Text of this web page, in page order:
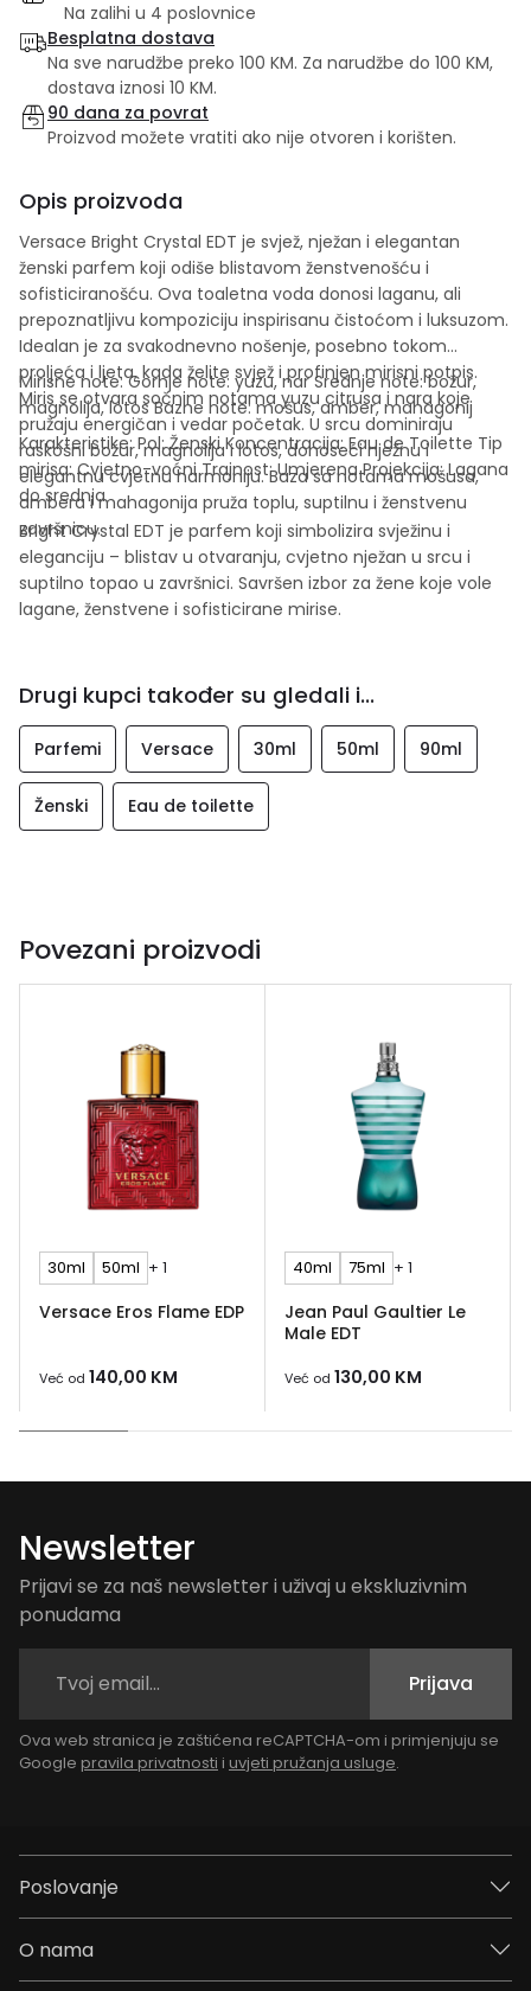
Na zalihi u 4 poslovnice
Besplatna dostava
Na sve narudžbe preko 100 KM. Za narudžbe do 100 KM,
dostava iznosi 10 KM.
90 dana za povrat
Proizvod možete vratiti ako nije otvoren i korišten.
Opis proizvoda
Versace Bright Crystal EDT je svjež, nježan i elegantan
ženski parfem koji odiše blistavom ženstvenošću i
sofisticiranošću. Ova toaletna voda donosi laganu, ali
prepoznatljivu kompoziciju inspirisanu čistoćom i luksuzom.
Idealan je za svakodnevno nošenje, posebno tokom
proljeća i ljeta, kada želite svjež i profinjen mirisni potpis.
Miris se otvara sočnim notama yuzu citrusa i nara koje
pružaju energičan i vedar početak. U srcu dominiraju
raskošni božur, magnolija i lotos, donoseći nježnu i
elegantnu cvjetnu harmoniju. Baza sa notama mošusa,
ambera i mahagonija pruža toplu, suptilnu i ženstvenu
završnicu.
Mirisne note: Gornje note: yuzu, nar Srednje note: božur,
magnolija, lotos Bazne note: mošus, amber, mahagonij
Karakteristike: Pol: Ženski Koncentracija: Eau de Toilette Tip
mirisa: Cvjetno-voćni Trajnost: Umjerena Projekcija: Lagana
do srednja
Bright Crystal EDT je parfem koji simbolizira svježinu i
eleganciju – blistav u otvaranju, cvjetno nježan u srcu i
suptilno topao u završnici. Savršen izbor za žene koje vole
lagane, ženstvene i sofisticirane mirise.
Drugi kupci također su gledali i...
Parfemi Versace 30ml 50ml 90ml
Ženski Eau de toilette
Povezani proizvodi
30ml 50ml + 1
Versace Eros Flame EDP
Već od 140,00 KM
40ml 75ml + 1
Jean Paul Gaultier Le
Male EDT
Već od 130,00 KM
Newsletter
Prijavi se za naš newsletter i uživaj u ekskluzivnim
ponudama
Prijava
Ova web stranica je zaštićena reCAPTCHA-om i primjenjuju se
Google pravila privatnosti i uvjeti pružanja usluge.
Poslovanje
O nama